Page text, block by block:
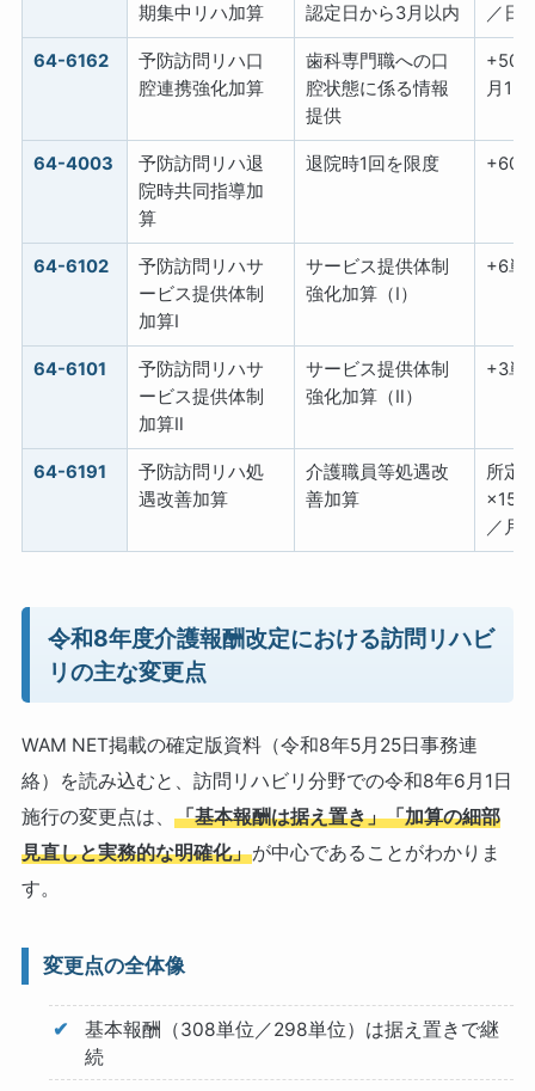
期集中リハ加算
認定日から3月以内
／日
64-6162
予防訪問リハ口
腔連携強化加算
歯科専門職への口
腔状態に係る情報
提供
+50
月1
64-4003
予防訪問リハ退
院時共同指導加
算
退院時1回を限度 +600
64-6102
予防訪問リハサ
ービス提供体制
加算Ⅰ
サービス提供体制
強化加算（Ⅰ）
+6単
64-6101
予防訪問リハサ
ービス提供体制
加算Ⅱ
サービス提供体制
強化加算（Ⅱ）
+3単
64-6191
予防訪問リハ処
遇改善加算
介護職員等処遇改
善加算
所定
×15/
／月
令和8年度介護報酬改定における訪問リハビ
リの主な変更点
WAM NET掲載の確定版資料（令和8年5月25日事務連
絡）を読み込むと、訪問リハビリ分野での令和8年6月1日
施行の変更点は、 「基本報酬は据え置き」「加算の細部
見直しと実務的な明確化」が中心であることがわかりま
す。
変更点の全体像
基本報酬（308単位／298単位）は据え置きで継
続